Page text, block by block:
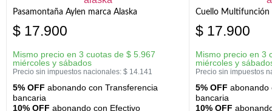
Pasamontaña Aylen marca Alaska
$ 17.900
Mismo precio en 3 cuotas de $ 5.967
miércoles y sábados
Precio sin impuestos nacionales: $ 14.141
5% OFF abonando con Transferencia
bancaria
10% OFF abonando con Efectivo
Cuello Multifunción
$ 17.900
Mismo precio en 3
miércoles y
Precio sin impuestos
5% OFF abonando
bancaria
10% OFF